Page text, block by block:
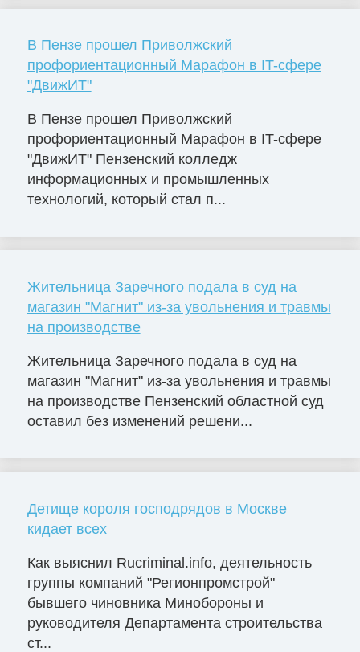
В Пензе прошел Приволжский
профориентационный Марафон в IT-сфере
"ДвижИТ"
В Пензе прошел Приволжский
профориентационный Марафон в IT-сфере
"ДвижИТ" Пензенский колледж
информационных и промышленных
технологий, который стал п...
Жительница Заречного подала в суд на
магазин "Магнит" из-за увольнения и травмы
на производстве
Жительница Заречного подала в суд на
магазин "Магнит" из-за увольнения и травмы
на производстве Пензенский областной суд
оставил без изменений решени...
Детище короля господрядов в Москве
кидает всех
Как выяснил Rucriminal.info, деятельность
группы компаний "Регионпромстрой"
бывшего чиновника Минобороны и
руководителя Департамента строительства
ст...